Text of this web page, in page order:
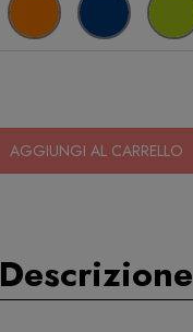
AGGIUNGI AL CARRELLO
Descrizione